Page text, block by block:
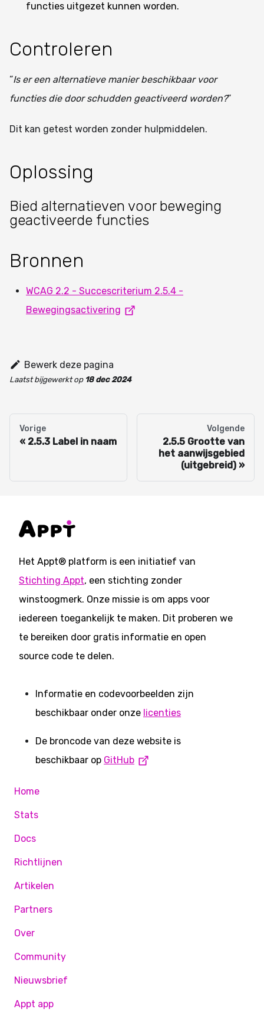
functies uitgezet kunnen worden.
Controleren
“Is er een alternatieve manier beschikbaar voor
functies die door schudden geactiveerd worden?“
Dit kan getest worden zonder hulpmiddelen.
Oplossing
Bied alternatieven voor beweging
geactiveerde functies
Bronnen
WCAG 2.2 - Succescriterium 2.5.4 -
Bewegingsactivering
Bewerk deze pagina
Laatst bijgewerktop 18 dec 2024
Vorige
2.5.3 Label in naam
Volgende
2.5.5 Grootte van
het aanwijsgebied
(uitgebreid)
Het Appt® platform is een initiatief van
Stichting Appt, een stichting zonder
winstoogmerk. Onze missie is om apps voor
iedereen toegankelijk te maken. Dit proberen we
te bereiken door gratis informatie en open
source code te delen.
Informatie en codevoorbeelden zijn
beschikbaar onder onze licenties
De broncode van deze website is
beschikbaar op GitHub
Home
Stats
Docs
Richtlijnen
Artikelen
Partners
Over
Community
Nieuwsbrief
Appt app